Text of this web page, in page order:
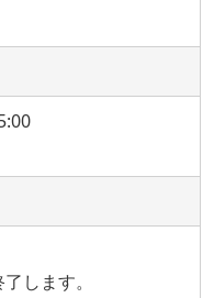
します。